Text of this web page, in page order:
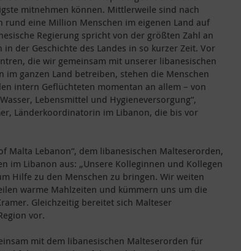
mitnehmen können. Mittlerweile sind nach
rund eine Million Menschen im eigenen Land auf
Regierung spricht von der größten Zahl an
der Geschichte des Landes in so kurzer Zeit. Vor
die wir gemeinsam mit unserer libanesischen
im ganzen Land betreiben, stehen die Menschen
intern Geflüchteten momentan an allem – von
Lebensmittel und Hygieneversorgung“,
Länderkoordinatorin im Libanon, die bis vor
Malta Lebanon“, dem libanesischen Malteserorden,
Libanon aus: „Unsere Kolleginnen und Kollegen
Hilfe zu den Menschen zu bringen. Wir weiten
warme Mahlzeiten und kümmern uns um die
Gleichzeitig bereitet sich Malteser
vor.
mit dem libanesischen Malteserorden für